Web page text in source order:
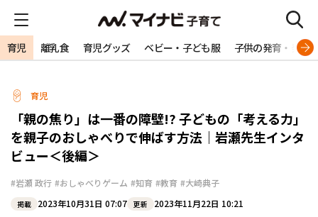
育児 離乳食 育児グッズ ベビー・子ども服 子供の発育・発達
育児
「親の焦り」は一番の障壁!? 子どもの「考える力」
を親子のおしゃべりで伸ばす方法｜岩瀬先生インタ
ビュー＜後編＞
#岩瀬 政行 #おしゃべりゲーム #知育 #教育 #大崎典子
掲載 2023年10月31日 07:07 更新 2023年11月22日 10:21